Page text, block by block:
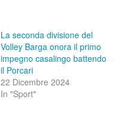
La seconda divisione del
Volley Barga onora il primo
impegno casalingo battendo
il Porcari
22 Dicembre 2024
In "Sport"